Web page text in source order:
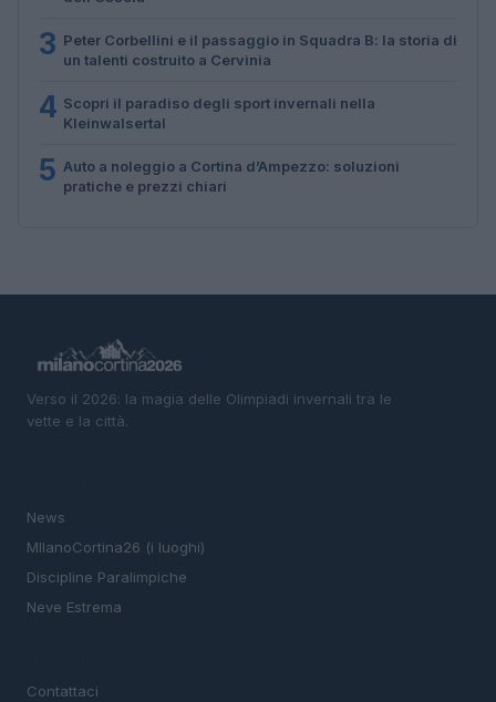
3 Peter Corbellini e il passaggio in Squadra B: la storia di
un talenti costruito a Cervinia
4 Scopri il paradiso degli sport invernali nella
Kleinwalsertal
5 Auto a noleggio a Cortina d’Ampezzo: soluzioni
pratiche e prezzi chiari
Verso il 2026: la magia delle Olimpiadi invernali tra le
vette e la città.
News
MIlanoCortina26 (i luoghi)
Discipline Paralimpiche
Neve Estrema
Contattaci